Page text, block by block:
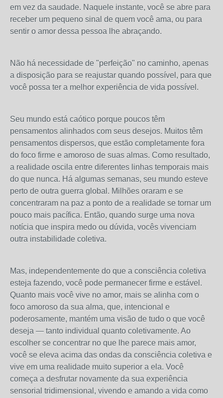
em vez da saudade. Naquele instante, você se abre para
receber um pequeno sinal de quem você ama, ou para
sentir o amor dessa pessoa lhe abraçando.
Não há necessidade de "perfeição" no caminho, apenas
a disposição para se reajustar quando possível, para que
você possa ter a melhor experiência de vida possível.
Seu mundo está caótico porque poucos têm
pensamentos alinhados com seus desejos. Muitos têm
pensamentos dispersos, que estão completamente fora
do foco firme e amoroso de suas almas. Como resultado,
a realidade oscila entre diferentes linhas temporais mais
do que nunca. Há algumas semanas, seu mundo esteve
perto de outra guerra global. Milhões oraram e se
concentraram na paz a ponto de a realidade se tornar um
pouco mais pacífica. Então, quando surge uma nova
notícia que inspira medo ou dúvida, vocês vivenciam
outra instabilidade coletiva.
Mas, independentemente do que a consciência coletiva
esteja fazendo, você pode permanecer firme e estável.
Quanto mais você vive no amor, mais se alinha com o
foco amoroso da sua alma, que, intencional e
poderosamente, mantém uma visão de tudo o que você
deseja — tanto individual quanto coletivamente. Ao
escolher se concentrar no que lhe parece mais amor,
você se eleva acima das ondas da consciência coletiva e
vive em uma realidade muito superior a ela. Você
começa a desfrutar novamente da sua experiência
sensorial tridimensional, vivendo e amando a vida como